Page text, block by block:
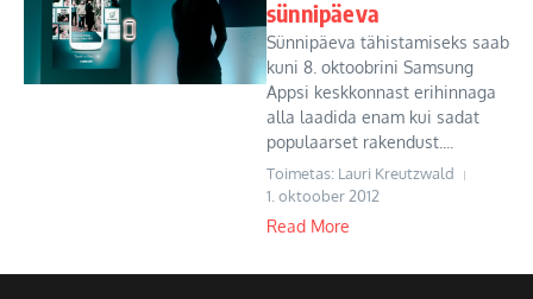
sünnipäeva
Sünnipäeva tähistamiseks saab
kuni 8. oktoobrini Samsung
Appsi keskkonnast erihinnaga
alla laadida enam kui sadat
populaarset rakendust....
Toimetas: Lauri Kreutzwald
1. oktoober 2012
Read More